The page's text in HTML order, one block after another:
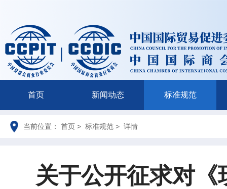
首页 新闻动态 标准规范
当前位置： 首页 > 标准规范 > 详情
关于公开征求对